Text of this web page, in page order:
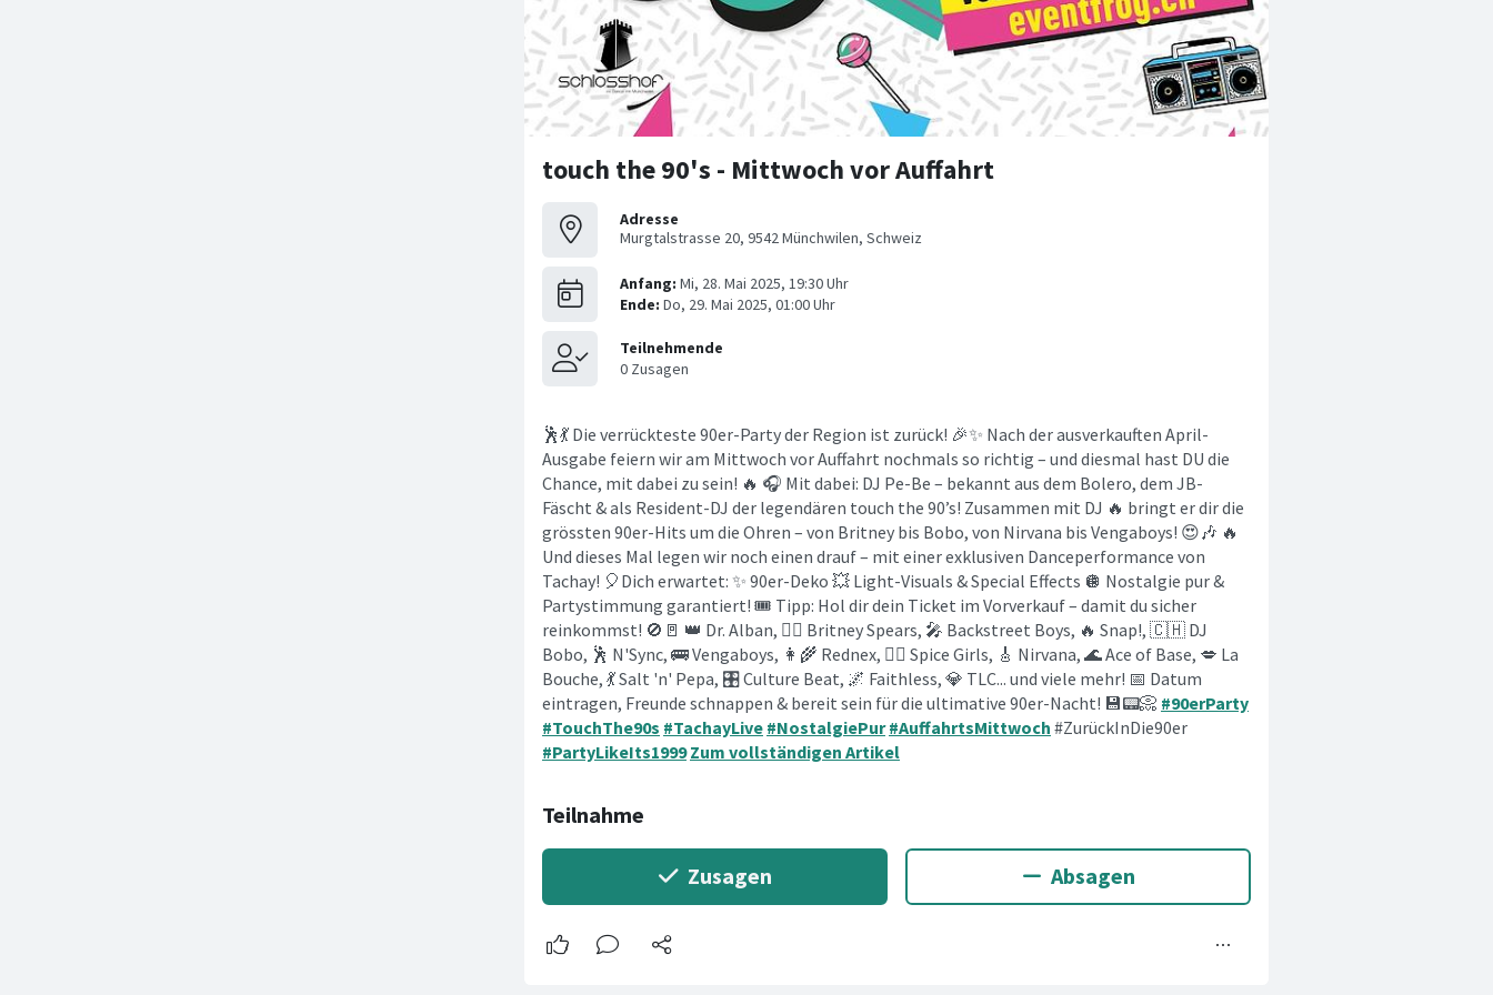
touch the 90's - Mittwoch vor Auffahrt
Adresse
Murgtalstrasse 20, 9542 Münchwilen, Schweiz
🕺💃 Die verrückteste 90er-Party der Region ist zurück! 🎉✨ Nach der ausverkauften April-
Ausgabe feiern wir am Mittwoch vor Auffahrt nochmals so richtig – und diesmal hast DU die
Chance, mit dabei zu sein! 🔥 🎧 Mit dabei: DJ Pe-Be – bekannt aus dem Bolero, dem JB-
Fäscht & als Resident-DJ der legendären touch the 90’s! Zusammen mit DJ 🔥 bringt er dir die
grössten 90er-Hits um die Ohren – von Britney bis Bobo, von Nirvana bis Vengaboys! 😍🎶 🔥
Und dieses Mal legen wir noch einen drauf – mit einer exklusiven Danceperformance von
Tachay! 🎈Dich erwartet: ✨ 90er-Deko 💥 Light-Visuals & Special Effects 🪩 Nostalgie pur &
Partystimmung garantiert! 🎟️ Tipp: Hol dir dein Ticket im Vorverkauf – damit du sicher
reinkommst! 🚫🚪 👑 Dr. Alban, 🧚‍♀️ Britney Spears, 🎤 Backstreet Boys, 🔥 Snap!, 🇨🇭 DJ
Bobo, 🕺 N'Sync, 🚌 Vengaboys, 👩‍🌾 Rednex, 👯‍♀️ Spice Girls, 🎸 Nirvana, 🌊 Ace of Base, 💋 La
Bouche, 💃 Salt 'n' Pepa, 🎛️ Culture Beat, 🌌 Faithless, 💎 TLC... und viele mehr! 📅 Datum
eintragen, Freunde schnappen & bereit sein für die ultimative 90er-Nacht! 💾📟📀 #90erParty
#TouchThe90s #TachayLive #NostalgiePur #AuffahrtsMittwoch #ZurückInDie90er
#PartyLikeIts1999 Zum vollständigen Artikel